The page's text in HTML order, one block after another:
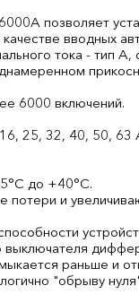
позволяет
вводных
тока - тип
6000 включений.
25, 32, 40, 50,
до +40°С.
и
выключателя
раньше и
"обрыву